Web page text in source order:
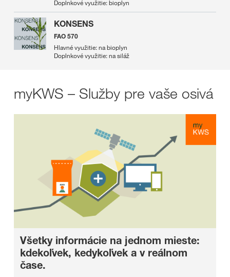
Doplnkové využitie: bioplyn
KONSENS
FAO 570
Hlavné využitie: na bioplyn
Doplnkové využitie: na siláž
myKWS – Služby pre vaše osivá
Všetky informácie na jednom mieste:
kdekoľvek, kedykoľvek a v reálnom
čase.